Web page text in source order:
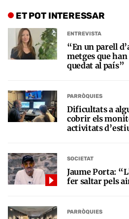
ET POT INTERESSAR
ENTREVISTA
“En un parell
metges que
quedat al país”
PARRÒQUIES
Dificultats a
cobrir els
activitats
SOCIETAT
Jaume Porta:
fer saltar pels
PARRÒQUIES